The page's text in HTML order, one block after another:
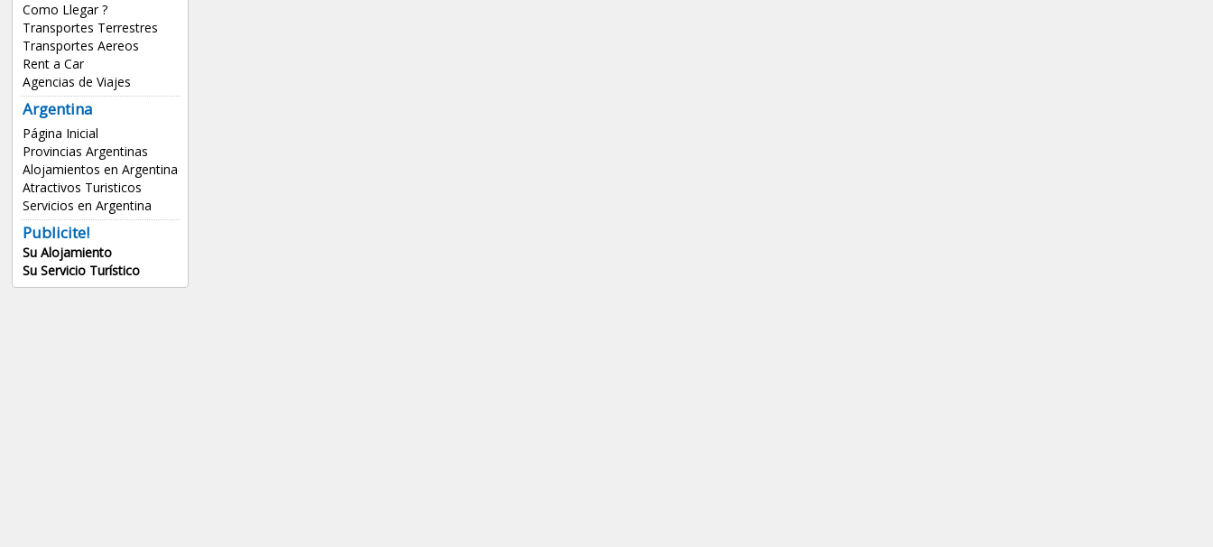
Como Llegar ?
Transportes Terrestres
Transportes Aereos
Rent a Car
Agencias de Viajes
Argentina
Página Inicial
Provincias Argentinas
Alojamientos en Argentina
Atractivos Turisticos
Servicios en Argentina
Publicite!
Su Alojamiento
Su Servicio Turístico